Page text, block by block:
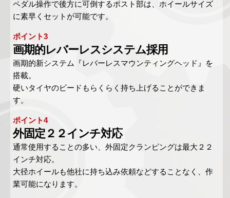
ペダル操作で後方に可倒するポスト部は、ホイールサイズ
に素早くセットが可能です。
ポイント3
画期的レバーレスシステム採用
画期的新システム『レバーレスマウンティングヘッド』を
搭載。
硬いタイヤのビードもらくらく持ち上げることができま
す。
ポイント4
外固定２２インチ対応
通常使用することの多い、外固定クランピングは最大２２
インチ対応。
大径ホイールも他社に持ち込み依頼などすることなく、作
業可能になります。